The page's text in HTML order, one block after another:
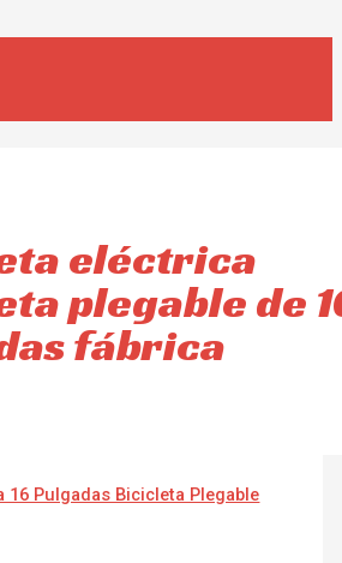
eléctrica
plegable de
fábrica